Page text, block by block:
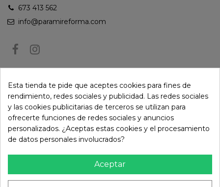
673 413 562
info@paramireforma.com
Puede darse de baja en cualquier momento. Para ello, consulte nuestra
información de contacto en el aviso legal.
Esta tienda te pide que aceptes cookies para fines de
rendimiento, redes sociales y publicidad. Las redes sociales
y las cookies publicitarias de terceros se utilizan para
ofrecerte funciones de redes sociales y anuncios
personalizados. ¿Aceptas estas cookies y el procesamiento
de datos personales involucrados?
Aceptar